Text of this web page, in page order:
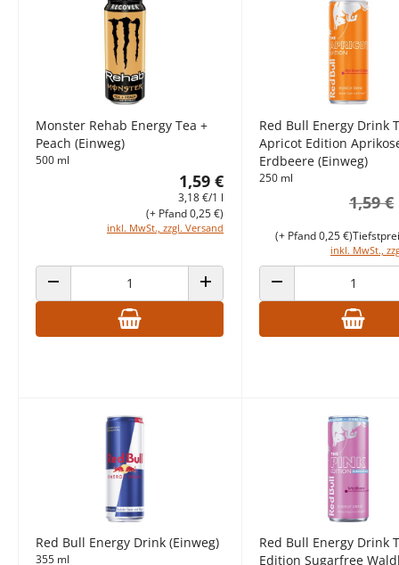
Monster Rehab Energy Tea +
Peach (Einweg)
500 ml
1,59 €
3,18 €/1 l
inkl. MwSt., zzgl. Versand
(+ Pfand 0,25 €)
ANZAHL VERRINGERN ANZAHL ERHÖHEN
Red Bull Energy Drink
Apricot Edition
Erdbeere (Einweg)
250 ml
1,59 €
inkl. MwSt.,
(+ Pfand 0,25 €)
ANZAHL VERRINGERN
Red Bull Energy Drink (Einweg)
355 ml
Red Bull Energy Drink
Edition Sugarfree